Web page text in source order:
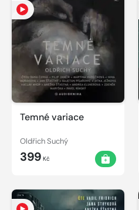
Temné variace
Oldřich Suchý
399 Kč